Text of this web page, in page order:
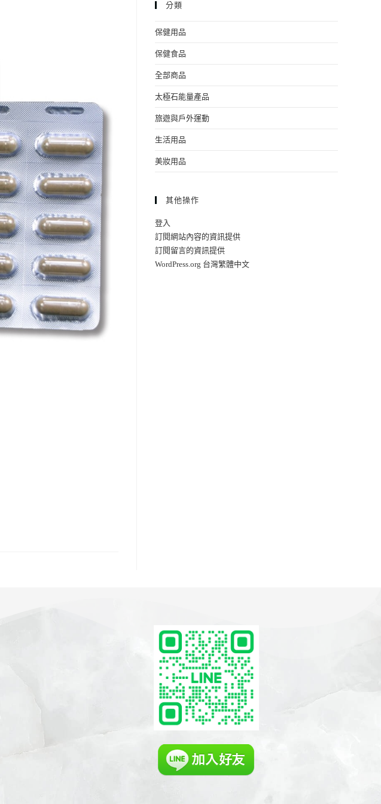
分類
保健用品
保健食品
全部商品
太極石能量產品
旅遊與戶外運動
生活用品
美妝用品
其他操作
登入
訂閱網站內容的資訊提供
訂閱留言的資訊提供
WordPress.org 台灣繁體中文